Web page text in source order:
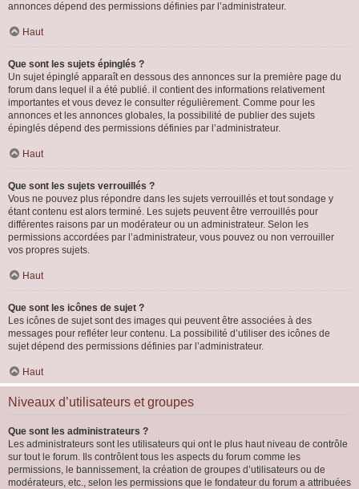
annonces dépend des permissions définies par l’administrateur.
Haut
Que sont les sujets épinglés ?
Un sujet épinglé apparaît en dessous des annonces sur la première page du
forum dans lequel il a été publié. il contient des informations relativement
importantes et vous devez le consulter régulièrement. Comme pour les
annonces et les annonces globales, la possibilité de publier des sujets
épinglés dépend des permissions définies par l’administrateur.
Haut
Que sont les sujets verrouillés ?
Vous ne pouvez plus répondre dans les sujets verrouillés et tout sondage y
étant contenu est alors terminé. Les sujets peuvent être verrouillés pour
différentes raisons par un modérateur ou un administrateur. Selon les
permissions accordées par l’administrateur, vous pouvez ou non verrouiller
vos propres sujets.
Haut
Que sont les icônes de sujet ?
Les icônes de sujet sont des images qui peuvent être associées à des
messages pour refléter leur contenu. La possibilité d’utiliser des icônes de
sujet dépend des permissions définies par l’administrateur.
Haut
Niveaux d’utilisateurs et groupes
Que sont les administrateurs ?
Les administrateurs sont les utilisateurs qui ont le plus haut niveau de contrôle
sur tout le forum. Ils contrôlent tous les aspects du forum comme les
permissions, le bannissement, la création de groupes d’utilisateurs ou de
modérateurs, etc., selon les permissions que le fondateur du forum a attribuées